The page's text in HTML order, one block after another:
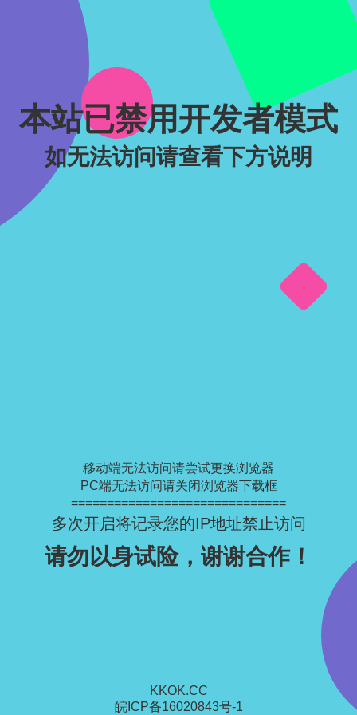
本站已禁用开发者模式
如无法访问请查看下方说明
移动端无法访问请尝试更换浏览器
PC端无法访问请关闭浏览器下载框
==============================
多次开启将记录您的IP地址禁止访问
请勿以身试险，谢谢合作！
KKOK.CC
皖ICP备16020843号-1